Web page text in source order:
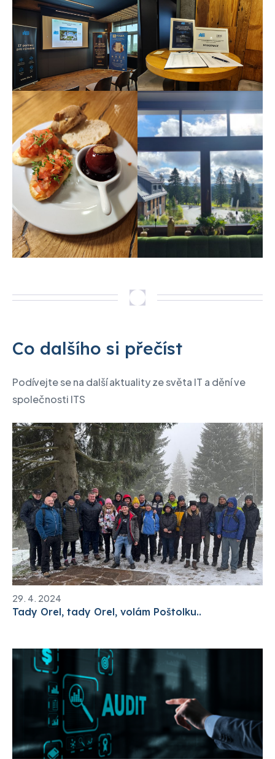
Co dalšího si přečíst
Podívejte se na další aktuality ze světa IT a dění ve
společnosti ITS
29. 4. 2024
Tady Orel, tady Orel, volám Poštolku..